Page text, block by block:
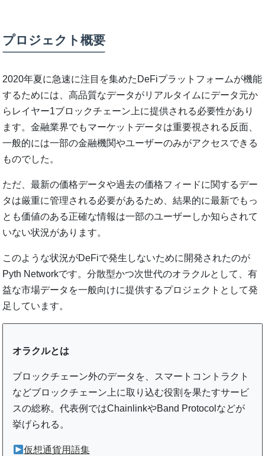
プロジェクト概要
2020年夏に急速に注目を集めたDeFiプラットフォームが機能
するためには、高品質なデータがリアルタイムにデータ元か
らレイヤー1ブロックチェーン上に提供される必要性があり
ます。金融業界でもマーケットデータは重要視される反面、
一般的には一部の金融機関やユーザーのみがアクセスできる
ものでした。
ただ、最新の価格データや過去の価格フィードに関するデー
タは厳重に管理される必要があるため、結果的に最新でもっ
とも価値のある正確な情報は一部のユーザーしか知らされて
いない状況があります。
このような状況がDeFiで発生しないために開発されたのが
Pyth Networkです。分散型かつ次世代のオラクルとして、有
益な市場データを一般向けに提供するプロジェクトとして発
足しています。
オラクルとは
ブロックチェーン外のデータを、スマートコントラクト
などブロックチェーン上に取り込む役割を果たすサービ
スの総称。代表例ではChainlinkやBand Protocolなどが
挙げられる。
仮想通貨用語集